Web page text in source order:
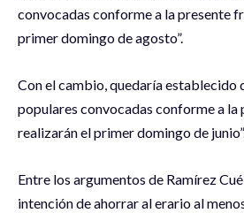
convocadas conforme a la presente
primer domingo de agosto”.
Con el cambio, quedaría establecido
populares convocadas conforme a la
realizarán el primer domingo de
Entre los argumentos de Ramírez
intención de ahorrar al erario al